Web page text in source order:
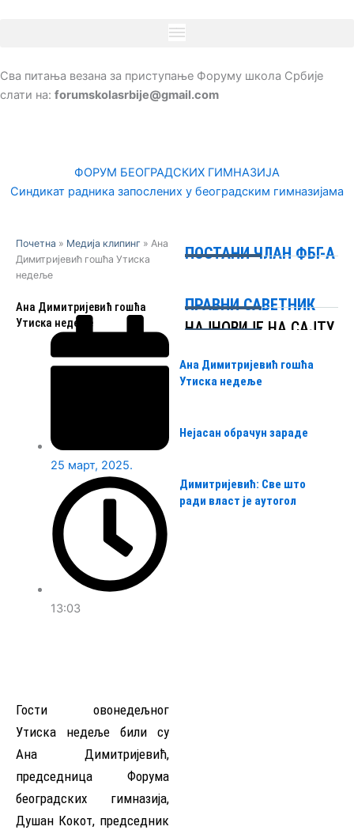
Сва питања везана за приступање Форуму школа Србије
слати на: forumskolasrbije@gmail.com
ФОРУМ БЕОГРАДСКИХ ГИМНАЗИЈА
Синдикат радника запослених у београдским гимназијама
Почетна » Медија клипинг » Ана
Димитријевић гошћа Утиска
недеље
Ана Димитријевић гошћа
Утиска недеље
25 март, 2025.
13:03
Гости овонедељног
Утиска недеље били су
Ана Димитријевић,
председница Форума
београдских гимназија,
Душан Кокот, председник
ПОСТАНИ ЧЛАН ФБГ-А
ПРАВНИ САВЕТНИК
НАЈНОВИЈЕ НА САЈТУ
Ана Димитријевић гошћа
Утиска недеље
Нејасан обрачун зараде
Димитријевић: Све што
ради власт је аутогол